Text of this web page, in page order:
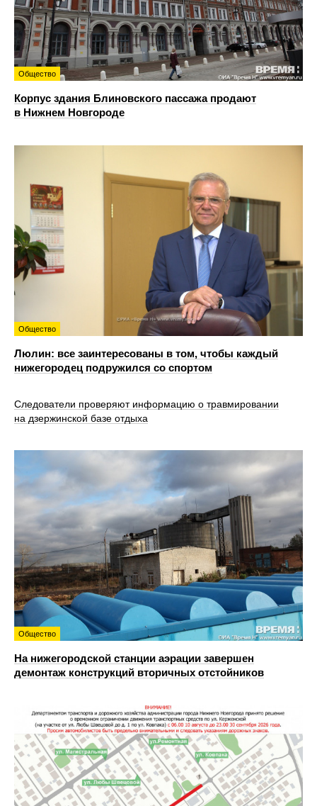
Общество
Корпус здания Блиновского пассажа продают
в Нижнем Новгороде
Общество
Люлин: все заинтересованы в том, чтобы каждый
нижегородец подружился со спортом
Следователи проверяют информацию о травмировании
на дзержинской базе отдыха
Общество
На нижегородской станции аэрации завершен
демонтаж конструкций вторичных отстойников